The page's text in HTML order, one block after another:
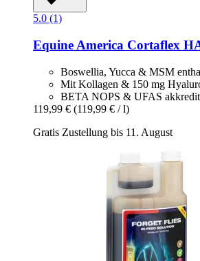
5.0 (1)
Equine America Cortaflex
Boswellia, Yucca & MSM
Mit Kollagen & 150 mg
BETA NOPS & UFAS
119,99 € (119,99 € / l)
Gratis Zustellung bis 11. August